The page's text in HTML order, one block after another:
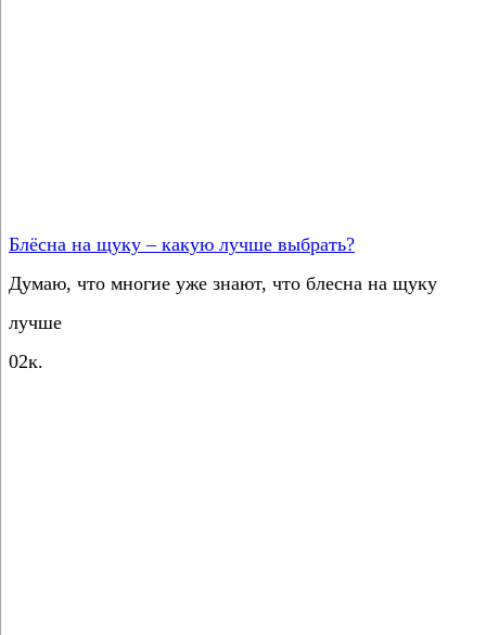
Блёсна на щуку – какую лучше выбрать?
Думаю, что многие уже знают, что блесна на щуку
лучше
02к.